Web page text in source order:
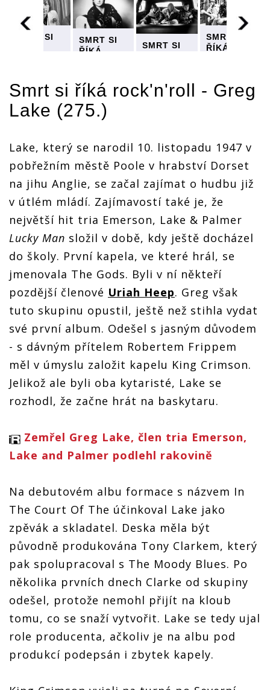
SMRT SI
tří
mušketýrů
progresivního
let
SMRT SI
ŘÍKÁ
- jeden ze
tří
mušketýrů
progresivního
let
SMRT SI
- jeden ze
tří
sedmdesátých
let
SMRT SI
ŘÍKÁ
tří
mušketýrů
let
Smrt si říká rock'n'roll - Greg
Lake (275.)
Lake, který se narodil 10. listopadu 1947 v
pobřežním městě Poole v hrabství Dorset
na jihu Anglie, se začal zajímat o hudbu již
v útlém mládí. Zajímavostí také je, že
největší hit tria Emerson, Lake & Palmer
Lucky Man složil v době, kdy ještě docházel
do školy. První kapela, ve které hrál, se
jmenovala The Gods. Byli v ní někteří
pozdější členové Uriah Heep. Greg však
tuto skupinu opustil, ještě než stihla vydat
své první album. Odešel s jasným důvodem
- s dávným přítelem Robertem Frippem
měl v úmyslu založit kapelu King Crimson.
Jelikož ale byli oba kytaristé, Lake se
rozhodl, že začne hrát na baskytaru.
Zemřel Greg Lake, člen tria Emerson,
Lake and Palmer podlehl rakovině
Na debutovém albu formace s názvem In
The Court Of The účinkoval Lake jako
zpěvák a skladatel. Deska měla být
původně produkována Tony Clarkem, který
pak spolupracoval s The Moody Blues. Po
několika prvních dnech Clarke od skupiny
odešel, protože nemohl přijít na kloub
tomu, co se snaží vytvořit. Lake se tedy ujal
role producenta, ačkoliv je na albu pod
produkcí podepsán i zbytek kapely.